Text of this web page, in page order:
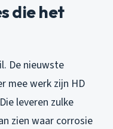
die het
De nieuwste
mee werk zijn HD
leveren zulke
zien waar corrosie